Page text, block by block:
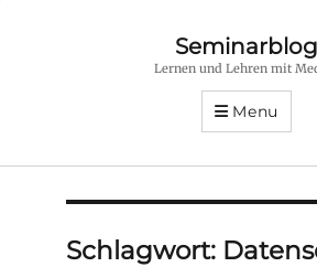
Seminarblog
Lernen und Lehren mit
Menu
Schlagwort: